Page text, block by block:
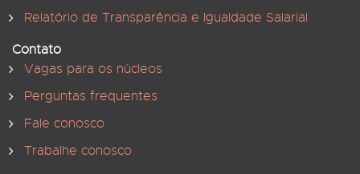
Relatório de Transparência e Igualdade Salarial
Contato
Vagas para os núcleos
Perguntas frequentes
Fale conosco
Trabalhe conosco